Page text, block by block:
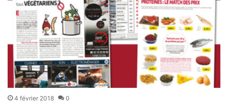
4 février 2018 0